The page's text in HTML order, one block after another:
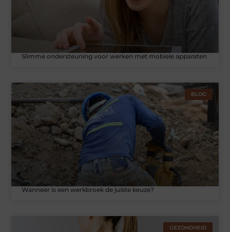
Slimme ondersteuning voor werken met mobiele apparaten
BLOG
Wanneer is een werkbroek de juiste keuze?
GEZONDHEID